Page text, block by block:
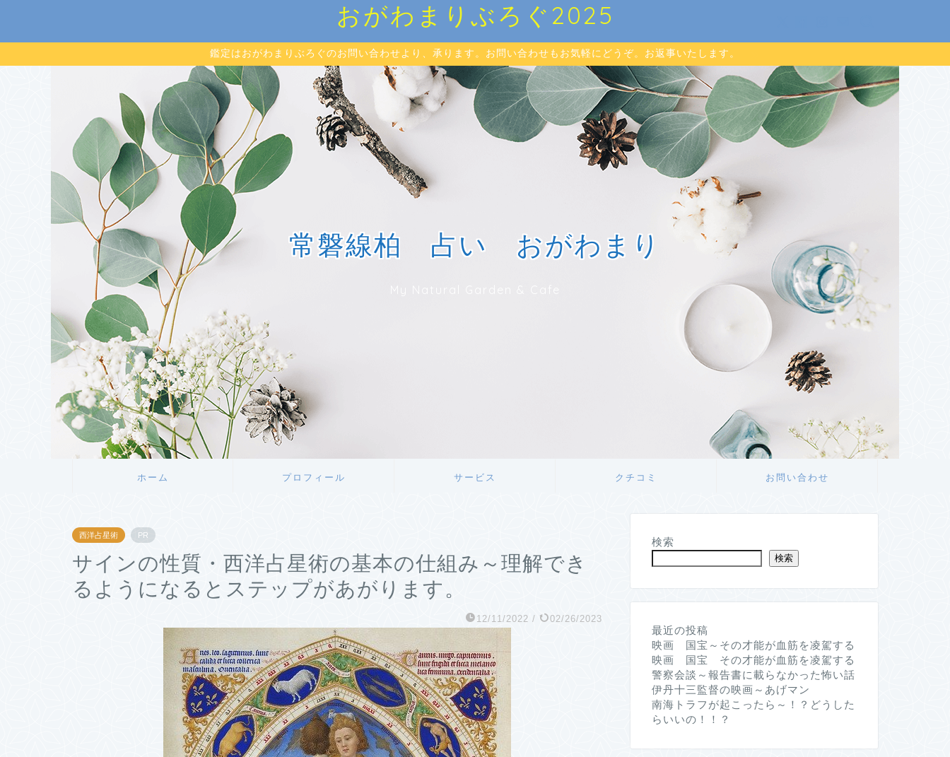
おがわまりぶろぐ2025
鑑定はおがわまりぶろぐのお問い合わせより、承ります。お問い合わせもお気軽にどうぞ。お返事いたします。
常磐線柏 占い おがわまり
My Natural Garden & Cafe
ホーム プロフィール サービス クチコミ お問い合わせ
西洋占星術 PR
サインの性質・西洋占星術の基本の仕組み～理解でき
るようになるとステップがあがります。
12/11/2022 / 02/26/2023
検索
検索
最近の投稿
映画 国宝～その才能が血筋を凌駕する
映画 国宝 その才能が血筋を凌駕する
警察会談～報告書に載らなかった怖い話
伊丹十三監督の映画～あげマン
南海トラフが起こったら～！？どうした
らいいの！！？